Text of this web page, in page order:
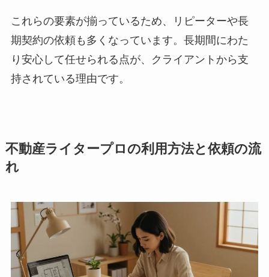
これらの要素が揃っているため、リピーターや長
期契約の依頼も多くなっています。長期間にわた
り安心して任せられる点が、クライアントから支
持されている理由です。
不動産ライタープロの利用方法と依頼の流
れ